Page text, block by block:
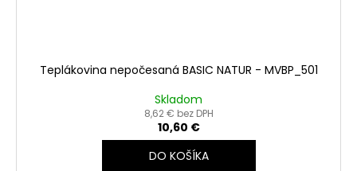
Teplákovina nepočesaná BASIC NATUR - MVBP_501
Skladom
8,62 € bez DPH
10,60 €
DO KOŠÍKA